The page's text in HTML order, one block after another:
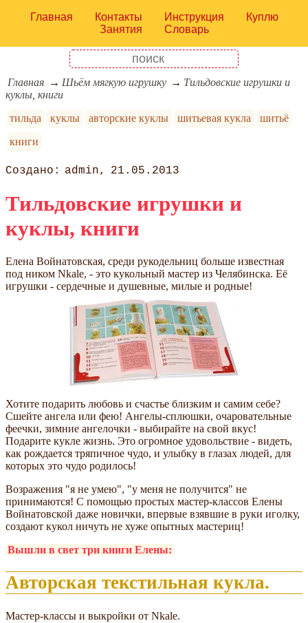
Главная Контакты Инструкция
Куплю
Занятия
Словарь
Главная Шьём мягкую игрушку
Тильдовские игрушки и
куклы, книги
тильда
куклы авторские куклы шитьевая кукла
шитьё
книги
admin 21.05.2013
Тильдовские игрушки и
куклы, книги
Елена Войнатовская, среди рукодельниц больше известная
под ником Nkale, - это кукольный мастер из Челябинска. Её
игрушки - сердечные и душевные, милые и родные!
Хотите подарить любовь и счастье близким и самим себе?
Сшейте ангела или фею! Ангелы-сплюшки, очаровательные
феечки, зимние ангелочки - выбирайте на свой вкус!
Подарите кукле жизнь. Это огромное удовольствие - видеть,
как рождается тряпичное чудо, и улыбку в глазах людей, для
которых это чудо родилось!
Возражения "я не умею", "у меня не получится" не
принимаются! С помощью простых мастер-классов Елены
Войнатовской даже новички, впервые взявшие в руки иголку,
создают кукол ничуть не хуже опытных мастериц!
Вышли в свет три книги Елены:
Авторская текстильная кукла.
Мастер-классы и выкройки от Nkale.